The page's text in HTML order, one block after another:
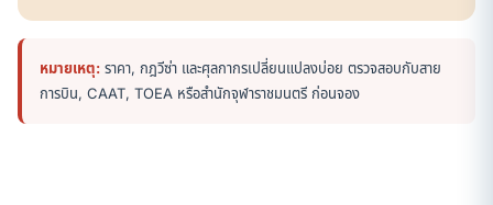
หมายเหตุ: ราคา, กฎวีซ่า และศุลกากรเปลี่ยนแปลงบ่อย ตรวจสอบกับสาย
การบิน, CAAT, TOEA หรือสำนักจุฬาราชมนตรี ก่อนจอง